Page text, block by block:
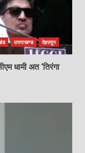
उत्तराखण्ड देहरादून
धामी अत ‘तिरंगा